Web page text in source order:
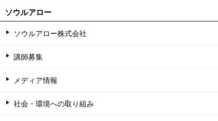
ソウルアロー
ソウルアロー株式会社
講師募集
メディア情報
社会・環境への取り組み